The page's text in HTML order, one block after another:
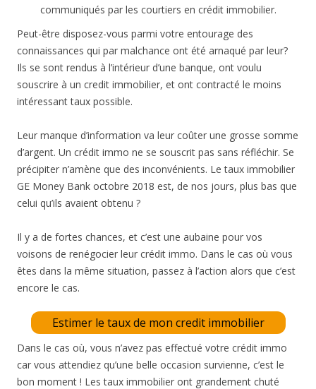
communiqués par les courtiers en crédit immobilier.
Peut-être disposez-vous parmi votre entourage des
connaissances qui par malchance ont été arnaqué par leur?
Ils se sont rendus à l’intérieur d’une banque, ont voulu
souscrire à un credit immobilier, et ont contracté le moins
intéressant taux possible.
Leur manque d’information va leur coûter une grosse somme
d’argent. Un crédit immo ne se souscrit pas sans réfléchir. Se
précipiter n’amène que des inconvénients. Le taux immobilier
GE Money Bank octobre 2018 est, de nos jours, plus bas que
celui qu’ils avaient obtenu ?
Il y a de fortes chances, et c’est une aubaine pour vos
voisons de renégocier leur crédit immo. Dans le cas où vous
êtes dans la même situation, passez à l’action alors que c’est
encore le cas.
Estimer le taux de mon credit immobilier
Dans le cas où, vous n’avez pas effectué votre crédit immo
car vous attendiez qu’une belle occasion survienne, c’est le
bon moment ! Les taux immobilier ont grandement chuté